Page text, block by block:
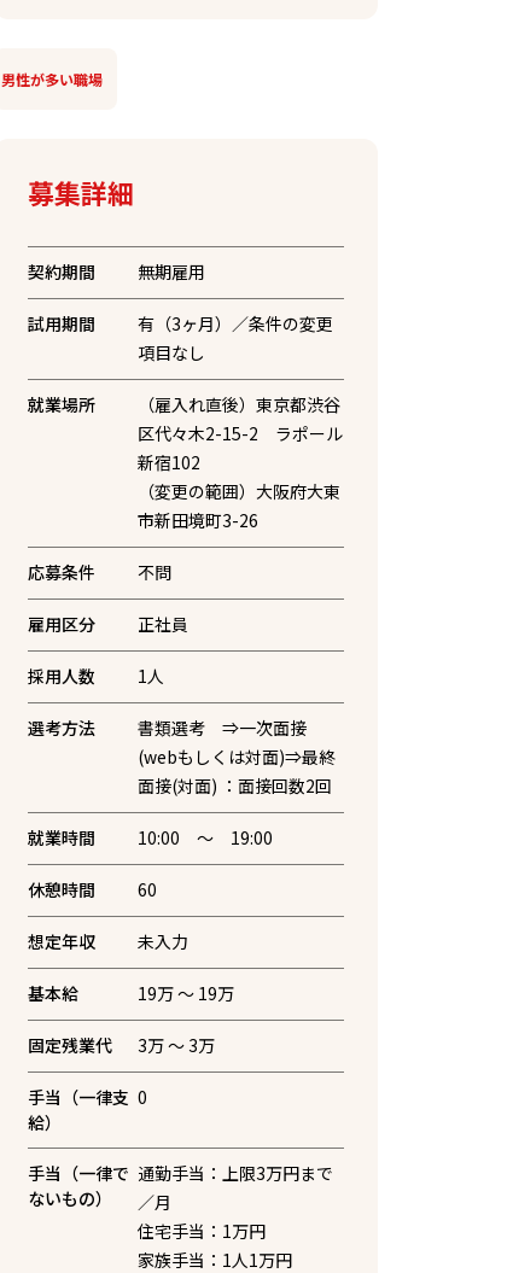
男性が多い職場
募集詳細
契約期間 無期雇用
試用期間
有（3ヶ月）／条件の変更
項目なし
就業場所
（雇入れ直後）東京都渋谷
区代々木2-15-2 ラポール
新宿102
（変更の範囲）大阪府大東
市新田境町3-26
応募条件 不問
雇用区分 正社員
採用人数 1人
選考方法
書類選考 ⇒一次面接
(webもしくは対面)⇒最終
面接(対面) ：面接回数2回
就業時間 10:00 ～ 19:00
休憩時間 60
想定年収 未入力
基本給 19万 〜 19万
固定残業代 3万 〜 3万
手当（一律支
給）
0
手当（一律で
ないもの）
通勤手当：上限3万円まで
／月
住宅手当：1万円
家族手当：1人1万円